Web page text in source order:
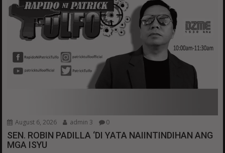
August 6, 2026 admin 3 0
SEN. ROBIN PADILLA ‘DI YATA NAIINTINDIHAN ANG
MGA ISYU